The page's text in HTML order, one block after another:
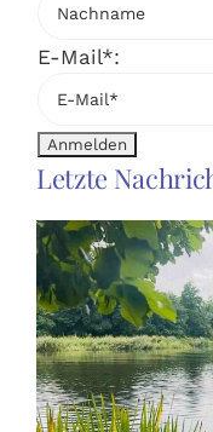
E-Mail*:
Letzte